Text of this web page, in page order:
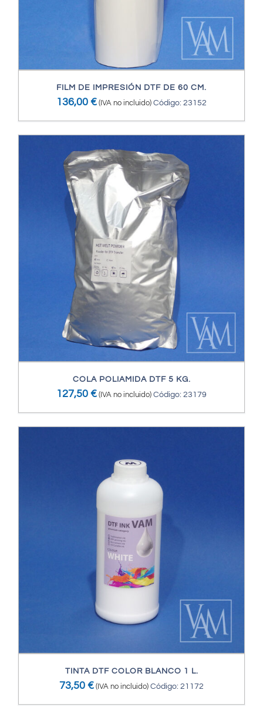
FILM DE IMPRESIÓN DTF DE 60 CM.
136,00 € (IVA no incluido) Código: 23152
COLA POLIAMIDA DTF 5 KG.
127,50 € (IVA no incluido) Código: 23179
TINTA DTF COLOR BLANCO 1 L.
73,50 € (IVA no incluido) Código: 21172